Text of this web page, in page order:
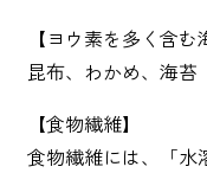
【ヨウ素を多く含む
昆布、わかめ、海苔
【食物繊維】
食物繊維には、「水